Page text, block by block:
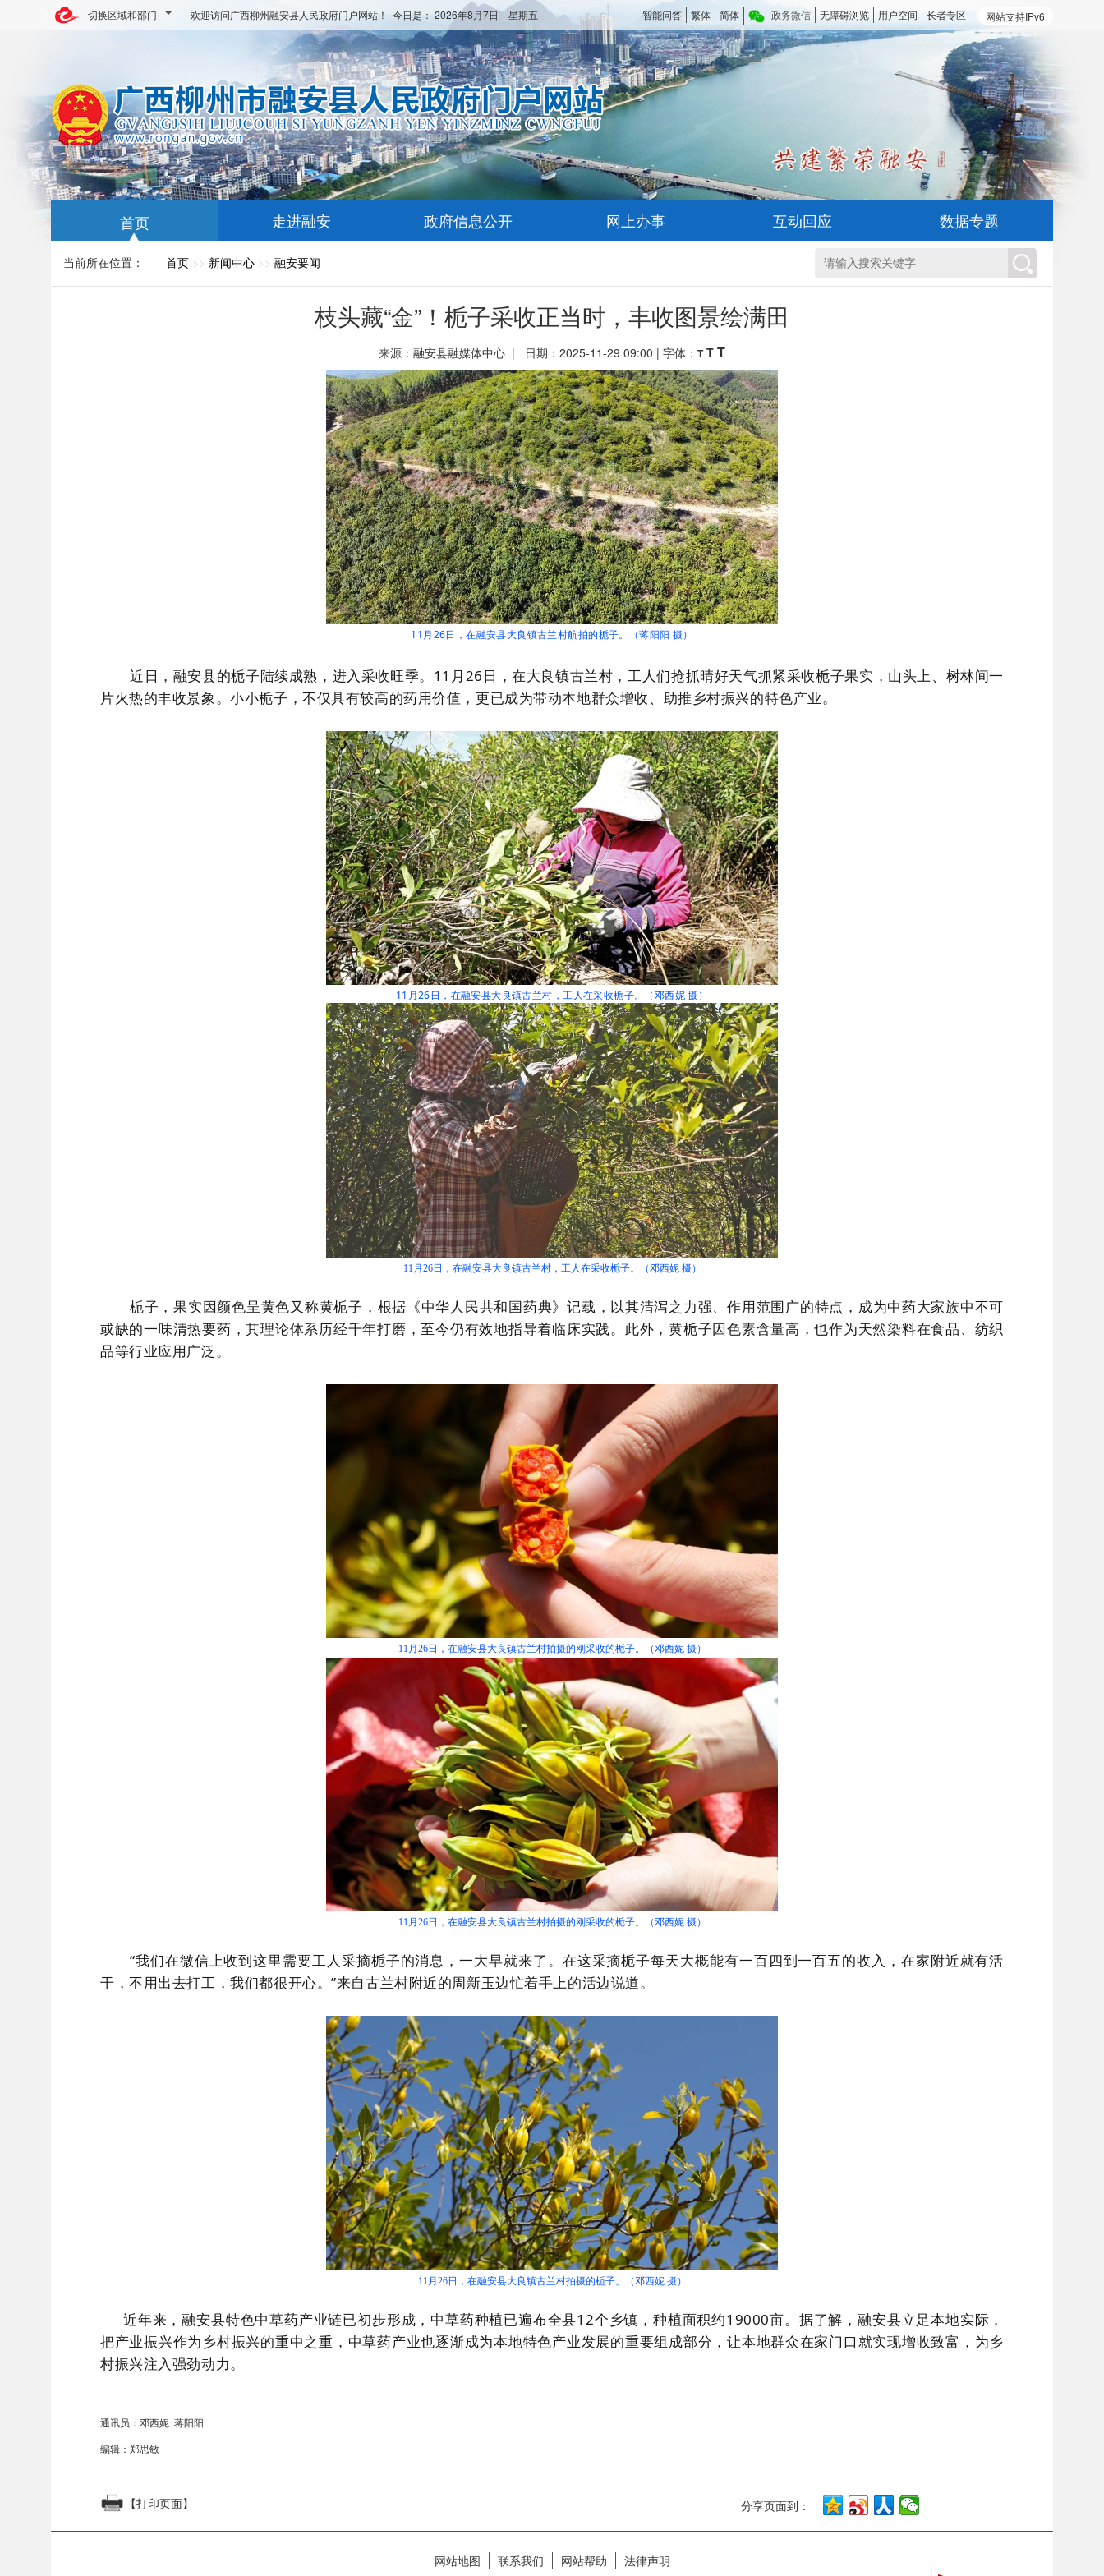
切换区域和部门 网站支持IPv6
智能问答 繁体 简体 政务微信 无障碍浏览 用户空间 长者专区
欢迎访问广西柳州融安县人民政府门户网站！ 今日是： 2026年8月7日 星期五
首页 走进融安 政府信息公开 网上办事 互动回应 数据专题
当前所在位置： 首页 >> 新闻中心 >> 融安要闻
枝头藏“金”！栀子采收正当时，丰收图景绘满田
来源：融安县融媒体中心 | 日期：2025-11-29 09:00 | 字体： T T T
11月26日，在融安县大良镇古兰村航拍的栀子。（蒋阳阳 摄）
近日，融安县的栀子陆续成熟，进入采收旺季。 11 月26日，在大良镇古兰村 ，工人们抢抓晴好天气抓紧采收栀子果实，山头上、树林间一
片火热的丰收景象。小小栀子，不仅具有较高的药用价值，更已成为带动本地群众增收、助推乡村振兴的特色产业。
11月26日，在融安县大良镇古兰村，工人在采收栀子。（邓西妮 摄）
11月26日，在融安县大良镇古兰村，工人在采收栀子。（邓西妮 摄）
栀子，果实因颜色呈黄色又称黄栀子，根据《中华人民共和国药典》记载，以其清泻之力强、作用范围广的特点，成为中药大家族中不可
或缺的一味清热要药，其理论体系历经千年打磨，至今仍有效地指导着临床实践。此外，黄栀子因色素含量高，也作为天然染料在食品、纺织
品等行业应用广泛。
11月26日，在融安县大良镇古兰村拍摄的刚采收的栀子。（邓西妮 摄）
11月26日，在融安县大良镇古兰村拍摄的刚采收的栀子。（邓西妮 摄）
“我们在微信上收到这里需要工人采摘栀子的消息，一大早就来了。在这采摘栀子每天大概能有一百四到一百五的收入，在家附近就有活
干，不用出去打工，我们都很开心。”来自古兰村附近的周新玉边忙着手上的活边说道。
11月26日，在融安县大良镇古兰村拍摄的栀子。（邓西妮 摄）
近年来，融安县特色中草药产业链已初步形成，中草药种植已遍布全县12个乡镇，种植面积约19000亩。据了解，融安县立足本地实际，
把产业振兴作为乡村振兴的重中之重，中草药产业也逐渐成为本地特色产业发展的重要组成部分，让本地群众在家门口就实现增收致富，为乡
村振兴注入强劲动力。
通讯员：邓西妮 蒋阳阳
编辑：郑思敏
【打印页面】 分享页面到：
网站地图 联系我们 网站帮助 法律声明